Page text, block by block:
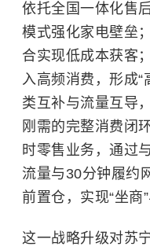
依托全国一体化售
模式强化家电壁垒
合实现低成本获客
入高频消费，形成“
类互补与流量互导
刚需的完整消费闭
时零售业务，通过
流量与30分钟履约
前置仓，实现“坐商
这一战略升级对苏